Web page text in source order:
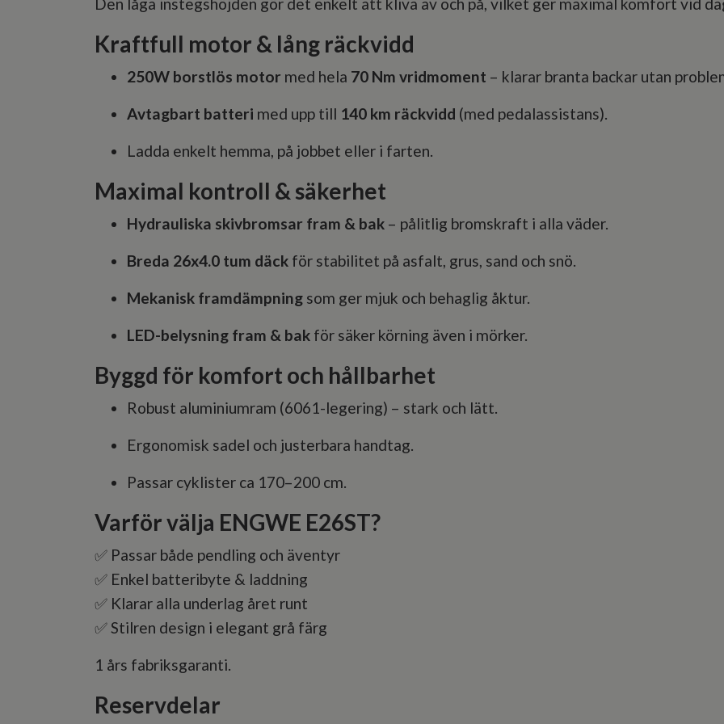
Kraftfull motor & lång räckvidd
250W borstlös motor med hela 70 Nm vridmoment – klarar branta backar utan
Avtagbart batteri med upp till 140 km räckvidd (med pedalassistans).
Ladda enkelt hemma, på jobbet eller i farten.
Maximal kontroll & säkerhet
Hydrauliska skivbromsar fram & bak – pålitlig bromskraft i alla väder.
Breda 26x4.0 tum däck för stabilitet på asfalt, grus, sand och snö.
Mekanisk framdämpning som ger mjuk och behaglig åktur.
LED-belysning fram & bak för säker körning även i mörker.
Byggd för komfort och hållbarhet
Robust aluminiumram (6061-legering) – stark och lätt.
Ergonomisk sadel och justerbara handtag.
Passar cyklister ca 170–200 cm.
Varför välja ENGWE E26ST?
✅ Passar både pendling och äventyr
✅ Enkel batteribyte & laddning
✅ Klarar alla underlag året runt
✅ Stilren design i elegant grå färg
1 års fabriksgaranti.
Reservdelar